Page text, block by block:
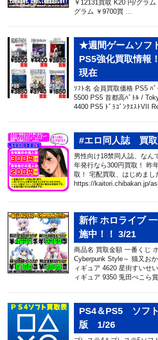
￥12131買取 K20 円/グラ
グラム ￥9700買 …
★週間ゲームソフ
PS5強化買取情報
現在
ｿﾌﾄ名 会員買取価格 PS5 ﾊ
5500 PS5 首都高ﾊﾞﾄﾙ /
4400 PS5 ﾄﾞﾗｺﾞﾝｸｴｽﾄVII
#エロ同人誌 買取
男性向け18禁同人誌、なん
年発行なら300円買取！ 昨
取！ 宅配買取、はじめまし
https://kaitori.chibakan.jp/
新作 ホロライブ
施中！！ 3/21
商品名 買取金額 一番くじ
Cyberpunk Style～ 猫又お
ィギュア 4620 星街すいせ
ィギュア 9350 兎田ぺこら
PS4＆PS5 ソフ
版 1/26